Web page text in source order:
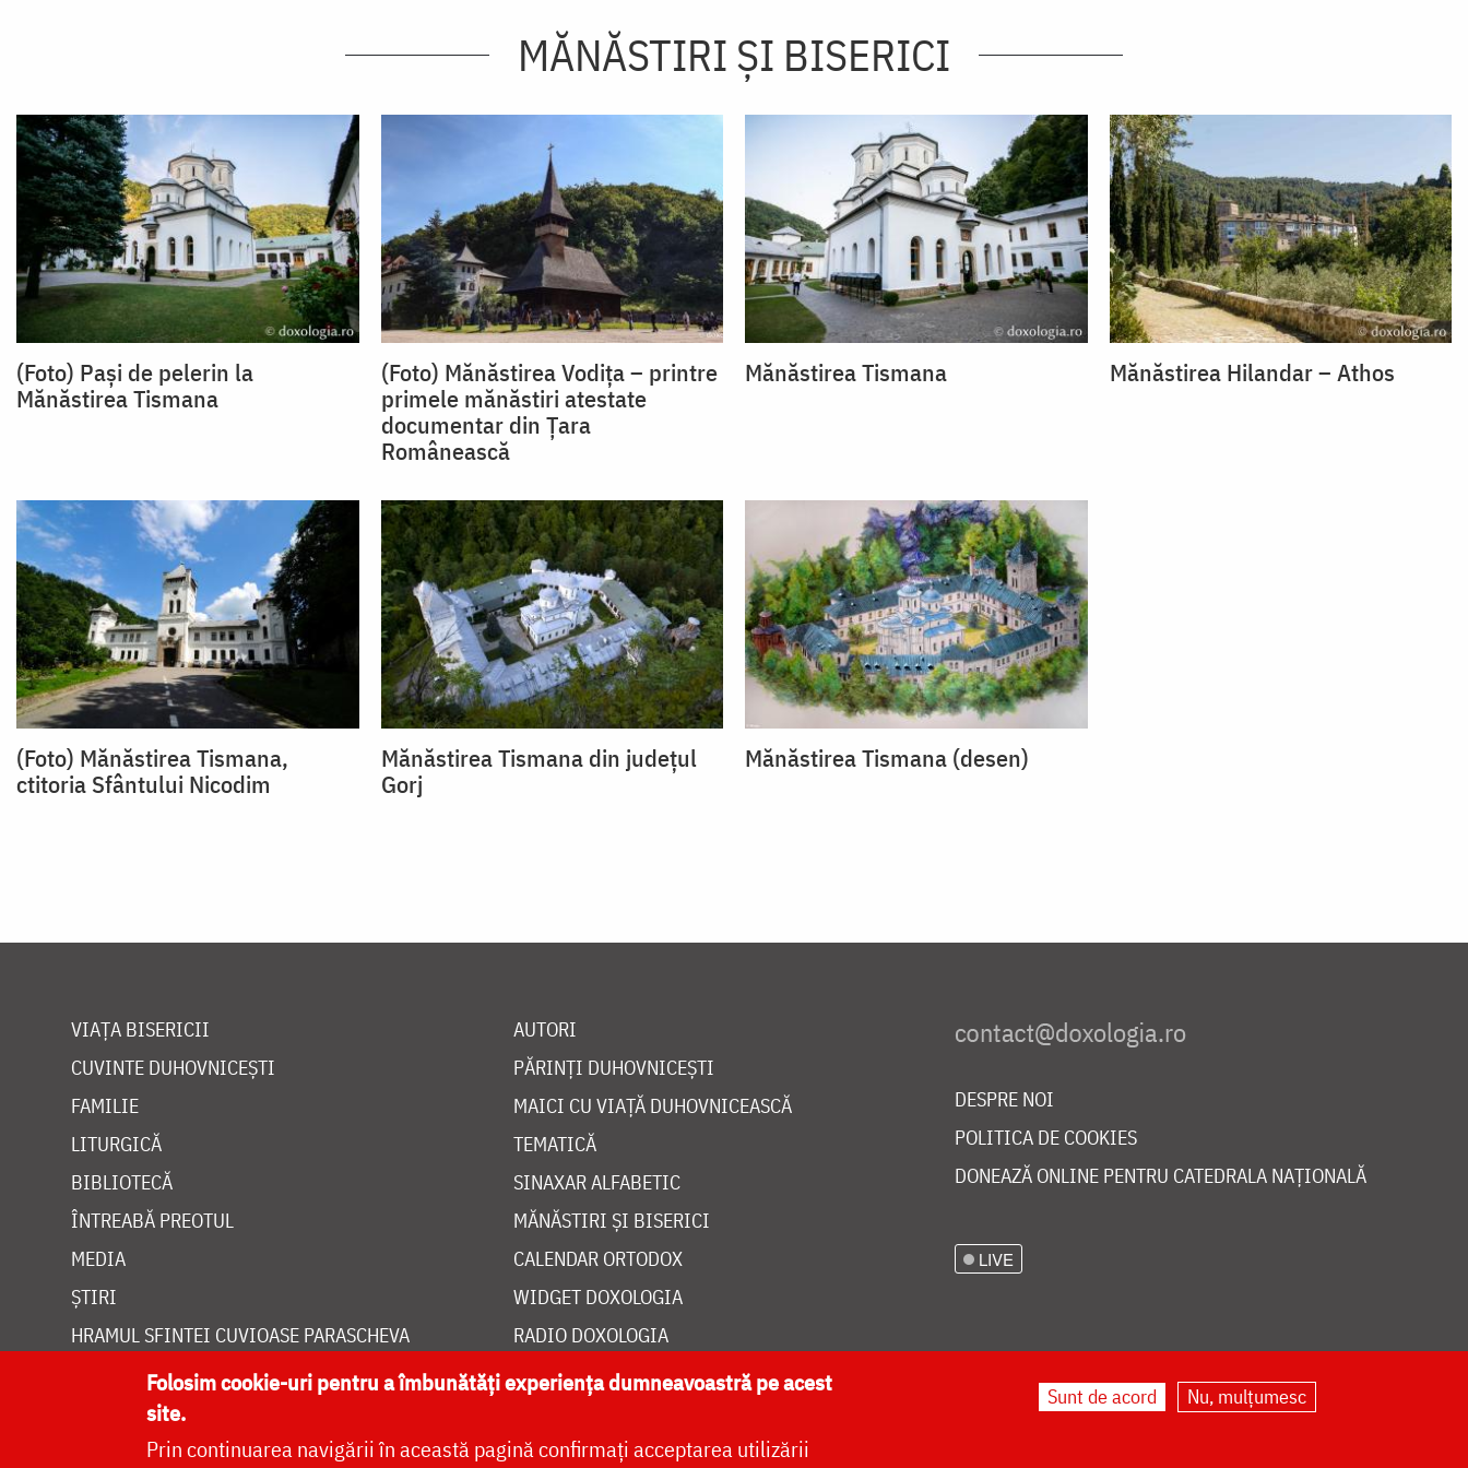
MĂNĂSTIRI ȘI BISERICI
(Foto) Pași de pelerin la
Mănăstirea Tismana
(Foto) Mănăstirea Vodița – printre
primele mănăstiri atestate
documentar din Țara
Românească
Mănăstirea Tismana Mănăstirea Hilandar – Athos
(Foto) Mănăstirea Tismana,
ctitoria Sfântului Nicodim
Mănăstirea Tismana din județul
Gorj
Mănăstirea Tismana (desen)
VIAȚA BISERICII
CUVINTE DUHOVNICEȘTI
FAMILIE
LITURGICĂ
BIBLIOTECĂ
ÎNTREABĂ PREOTUL
MEDIA
ȘTIRI
HRAMUL SFINTEI CUVIOASE PARASCHEVA
AUTORI
PĂRINȚI DUHOVNICEȘTI
MAICI CU VIAȚĂ DUHOVNICEASCĂ
TEMATICĂ
SINAXAR ALFABETIC
MĂNĂSTIRI ȘI BISERICI
CALENDAR ORTODOX
WIDGET DOXOLOGIA
RADIO DOXOLOGIA
DESPRE NOI
POLITICA DE COOKIES
DONEAZĂ ONLINE PENTRU CATEDRALA NAȚIONALĂ
LIVE
Folosim cookie-uri pentru a îmbunătăți experiența dumneavoastră pe acest
site.
Prin continuarea navigării în această pagină confirmați acceptarea utilizării
Sunt de acord Nu, mulțumesc